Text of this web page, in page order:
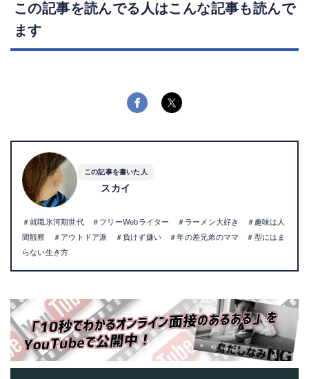
この記事を読んでる人はこんな記事も読んで
ます
この記事を書いた人
スカイ
＃就職氷河期世代 ＃フリーWebライター ＃ラーメン大好き ＃趣味は人
間観察 ＃アウトドア派 ＃負けず嫌い ＃年の差兄弟のママ ＃型にはま
らない生き方